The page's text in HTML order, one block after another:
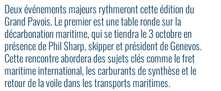
Deux événements majeurs rythmeront cette édition du
Grand Pavois. Le premier est une table ronde sur la
décarbonation maritime, qui se tiendra le 3 octobre en
présence de Phil Sharp, skipper et président de Genevos.
Cette rencontre abordera des sujets clés comme le fret
maritime international, les carburants de synthèse et le
retour de la voile dans les transports maritimes.